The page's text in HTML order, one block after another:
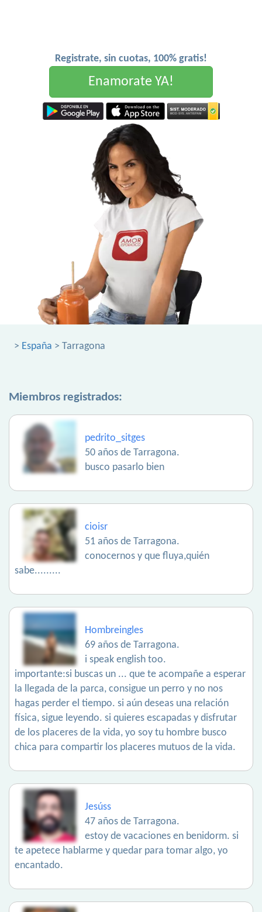
Registrate, sin cuotas, 100% gratis!
Enamorate YA!
> España > Tarragona
Miembros registrados:
pedrito_sitges
50 años de Tarragona.
busco pasarlo bien
cioisr
51 años de Tarragona.
conocernos y que fluya,quién
sabe.........
Hombreingles
69 años de Tarragona.
i speak english too.
importante:si buscas un ... que te acompañe a esperar
la llegada de la parca, consigue un perro y no nos
hagas perder el tiempo. si aún deseas una relación
física, sigue leyendo. si quieres escapadas y disfrutar
de los placeres de la vida, yo soy tu hombre busco
chica para compartir los placeres mutuos de la vida.
Jesúss
47 años de Tarragona.
estoy de vacaciones en benidorm. si
te apetece hablarme y quedar para tomar algo, yo
encantado.